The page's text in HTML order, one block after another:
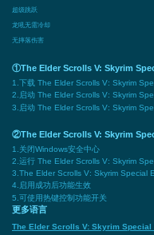
超级跳跃
龙吼无需冷却
无摔落伤害
①The Elder Scrolls V: Skyrim
1.下载 The Elder Scrolls V: Skyrim
2.启动 The Elder Scrolls V: Skyrim
3.启动 The Elder Scrolls V: Skyrim
②The Elder Scrolls V: Skyrim
1.关闭Windows安全中心
2.运行 The Elder Scrolls V: Skyrim
3.The Elder Scrolls V: Skyrim Special
4.启用成功后功能生效
5.可使用热键控制功能开关
更多语言
The Elder Scrolls V: Skyrim Special